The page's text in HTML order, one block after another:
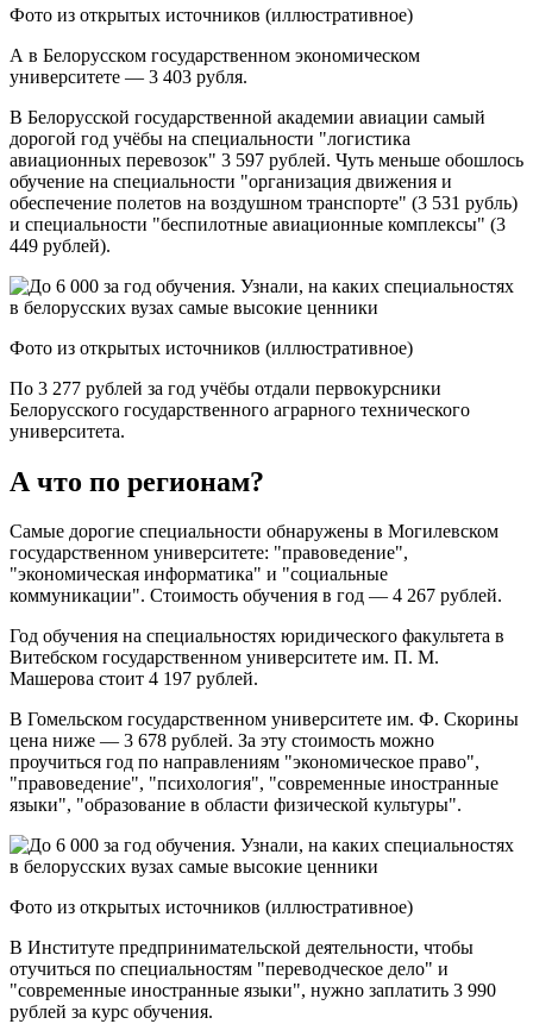
Фото из открытых источников (иллюстративное)
А в Белорусском государственном экономическом
университете — 3 403 рубля.
В Белорусской государственной академии авиации самый
дорогой год учёбы на специальности "логистика
авиационных перевозок" 3 597 рублей. Чуть меньше обошлось
обучение на специальности "организация движения и
обеспечение полетов на воздушном транспорте" (3 531 рубль)
и специальности "беспилотные авиационные комплексы" (3
449 рублей).
Фото из открытых источников (иллюстративное)
По 3 277 рублей за год учёбы отдали первокурсники
Белорусского государственного аграрного технического
университета.
А что по регионам?
Самые дорогие специальности обнаружены в Могилевском
государственном университете: "правоведение",
"экономическая информатика" и "социальные
коммуникации". Стоимость обучения в год — 4 267 рублей.
Год обучения на специальностях юридического факультета в
Витебском государственном университете им. П. М.
Машерова стоит 4 197 рублей.
В Гомельском государственном университете им. Ф. Скорины
цена ниже — 3 678 рублей. За эту стоимость можно
проучиться год по направлениям "экономическое право",
"правоведение", "психология", "современные иностранные
языки", "образование в области физической культуры".
Фото из открытых источников (иллюстративное)
В Институте предпринимательской деятельности, чтобы
отучиться по специальностям "переводческое дело" и
"современные иностранные языки", нужно заплатить 3 990
рублей за курс обучения.